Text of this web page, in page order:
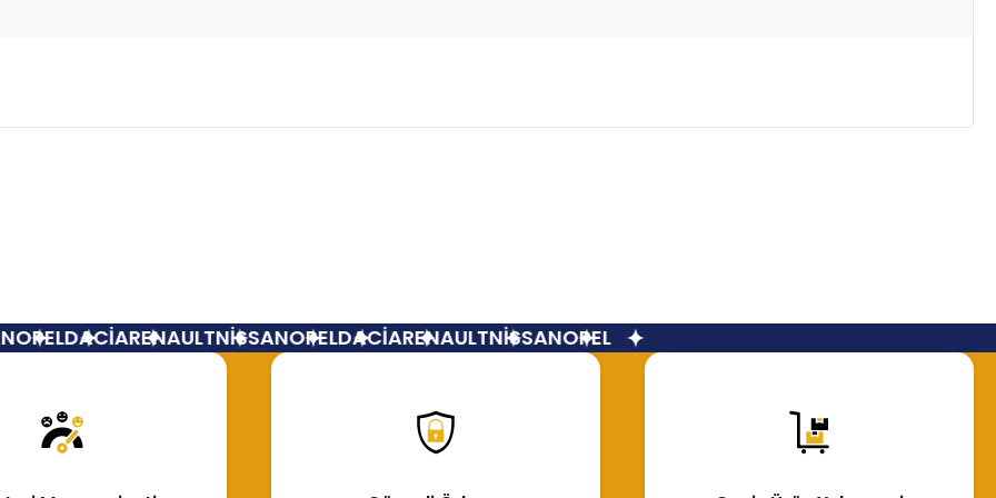
DACİARENAULTNİSSANOPELDACİARENAULTNİSSANOPEL